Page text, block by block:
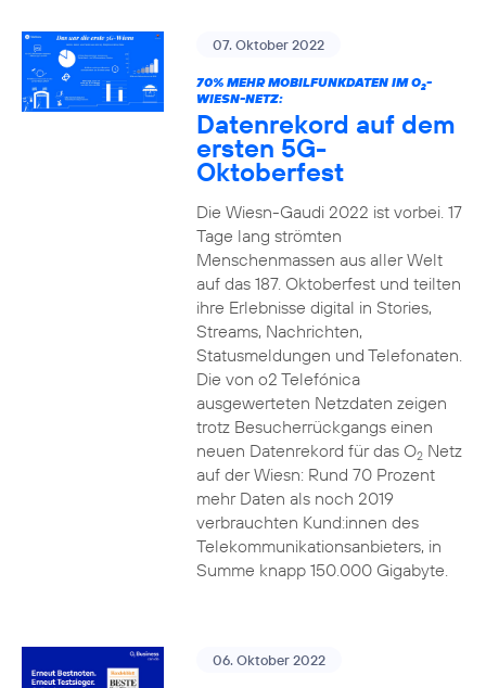
07. Oktober 2022
70% MEHR MOBILFUNKDATEN IM O2-
WIESN-NETZ:
Datenrekord auf dem
ersten 5G-
Oktoberfest
Die Wiesn-Gaudi 2022 ist vorbei. 17
Tage lang strömten
Menschenmassen aus aller Welt
auf das 187. Oktoberfest und teilten
ihre Erlebnisse digital in Stories,
Streams, Nachrichten,
Statusmeldungen und Telefonaten.
Die von o2 Telefónica
ausgewerteten Netzdaten zeigen
trotz Besucherrückgangs einen
neuen Datenrekord für das O2Netz
auf der Wiesn: Rund 70 Prozent
mehr Daten als noch 2019
verbrauchten Kund:innen des
Telekommunikationsanbieters, in
Summe knapp 150.000 Gigabyte.
06. Oktober 2022